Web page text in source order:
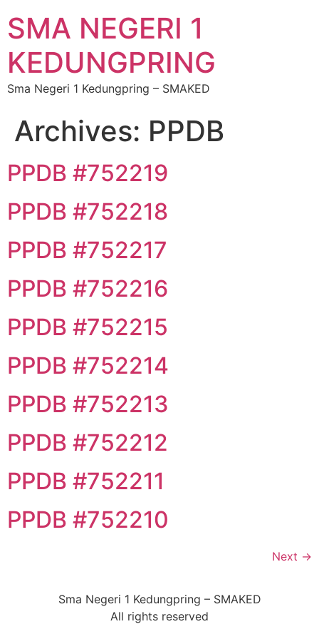
SMA NEGERI 1
KEDUNGPRING
Sma Negeri 1 Kedungpring – SMAKED
Archives: PPDB
PPDB #752219
PPDB #752218
PPDB #752217
PPDB #752216
PPDB #752215
PPDB #752214
PPDB #752213
PPDB #752212
PPDB #752211
PPDB #752210
Next →
Sma Negeri 1 Kedungpring – SMAKED
All rights reserved